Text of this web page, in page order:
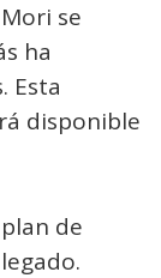
se
ha
Esta
disponible
de